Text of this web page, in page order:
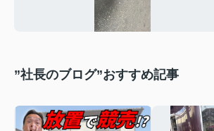
”社長のブログ”おすすめ記事